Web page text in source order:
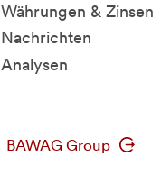
Währungen & Zinsen
Nachrichten
Analysen
BAWAG Group